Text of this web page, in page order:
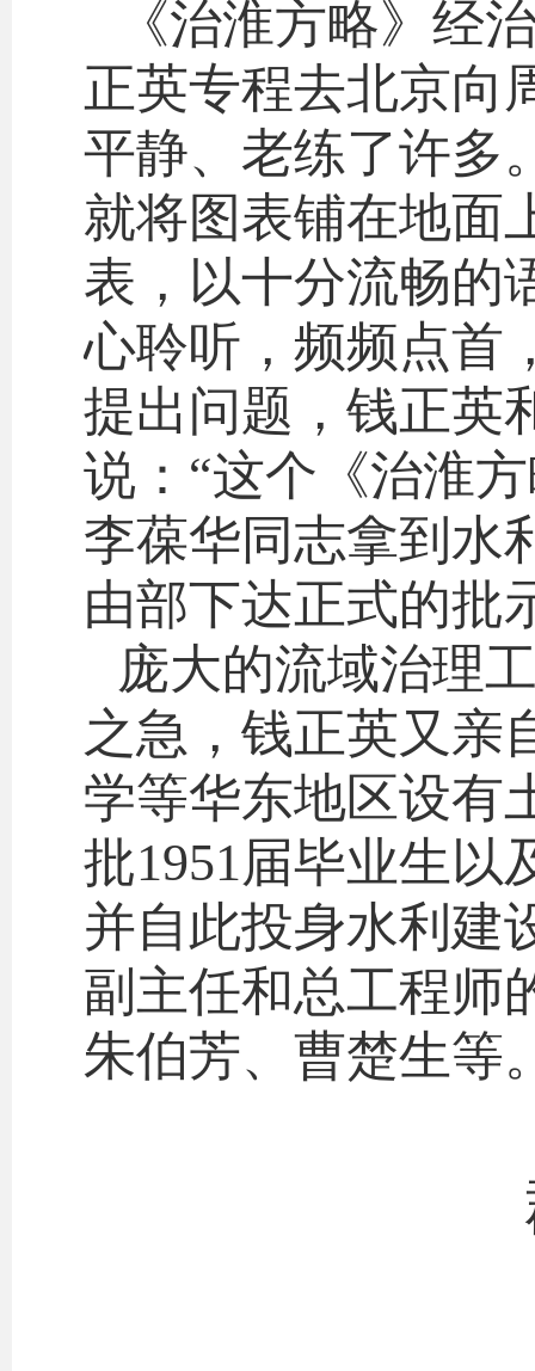
《治淮方略》经
正英专程去北京向
平静、老练了许多
就将图表铺在地面
表，以十分流畅的
心聆听，频频点首
提出问题，钱正英
说：“这个《治淮
李葆华同志拿到水
由部下达正式的批
庞大的流域治理
之急，钱正英又亲
学等华东地区设有
批1951届毕业生以
并自此投身水利建
副主任和总工程师
朱伯芳、曹楚生等